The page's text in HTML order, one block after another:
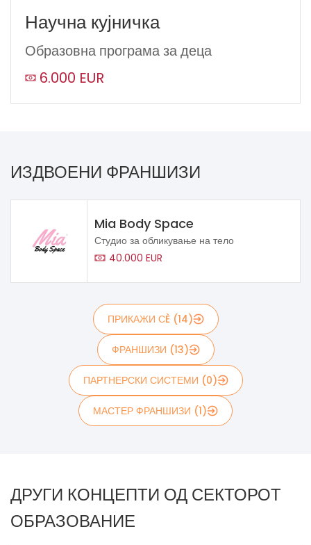
Научна кујничка
Образовна програма за деца
6.000 EUR
ИЗДВОЕНИ ФРАНШИЗИ
Mia Body Space
Студио за обликување на тело
40.000 EUR
ПРИКАЖИ СÈ (14)
ФРАНШИЗИ (13)
ПАРТНЕРСКИ СИСТЕМИ (0)
МАСТЕР ФРАНШИЗИ (1)
ДРУГИ КОНЦЕПТИ ОД СЕКТОРОТ
ОБРАЗОВАНИЕ